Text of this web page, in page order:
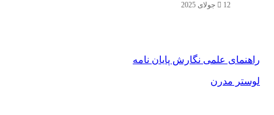
12 جولای 2025
راهنمای علمی نگارش پایان نامه
لوستر مدرن